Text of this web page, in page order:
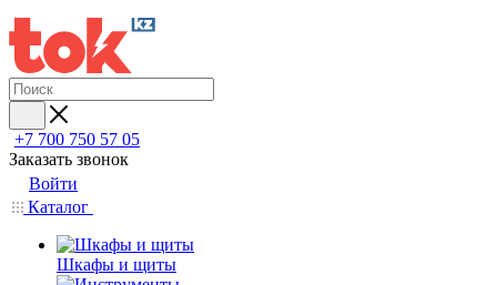
+7 700 750 57 05
Заказать звонок
Войти
Каталог
Шкафы и щиты